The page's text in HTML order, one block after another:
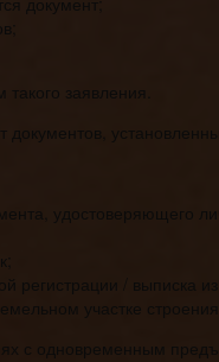
заявления.
документов,
удостоверяющего
регистрации /
участке
с одновременным